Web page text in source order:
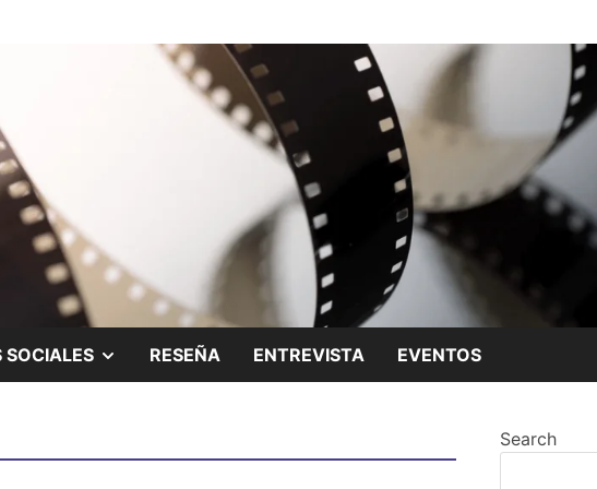
SOCIALES SHOW
MENU
RESEÑA ENTREVISTA EVENTOS
Search